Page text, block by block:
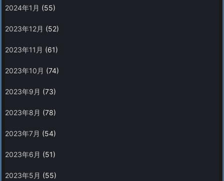
2024年1月 (55)
2023年12月 (52)
2023年11月 (61)
2023年10月 (74)
2023年9月 (73)
2023年8月 (78)
2023年7月 (54)
2023年6月 (51)
2023年5月 (55)